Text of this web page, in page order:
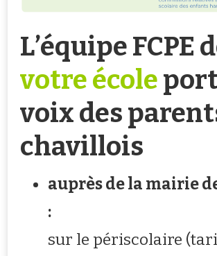
L’équipe FCPE
votre école
voix des
chavillois
auprès de la mairie
:
sur le périscolaire